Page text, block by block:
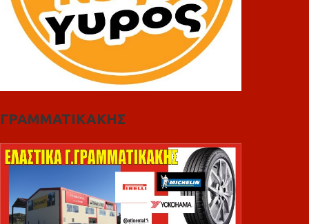
ΓΡΑΜΜΑΤΙΚΑΚΗΣ